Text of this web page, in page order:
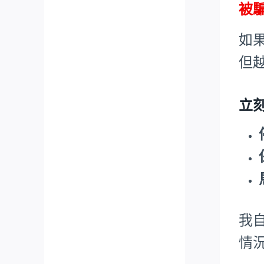
被
如
但
立
我
情